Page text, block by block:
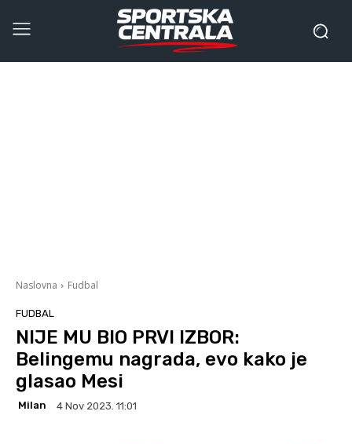
Naslovna Fudbal
FUDBAL
NIJE MU BIO PRVI IZBOR:
Belingemu nagrada, evo kako je
glasao Mesi
Milan 4 Nov 2023. 11:01